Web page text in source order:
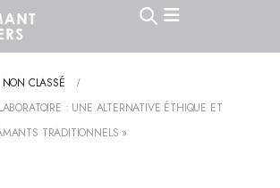
NON CLASSÉ
: UNE ALTERNATIVE ÉTHIQUE ET
TRADITIONNELS »